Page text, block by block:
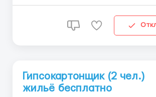
Гипсокартонщик (2 чел.)
жильё бесплатно